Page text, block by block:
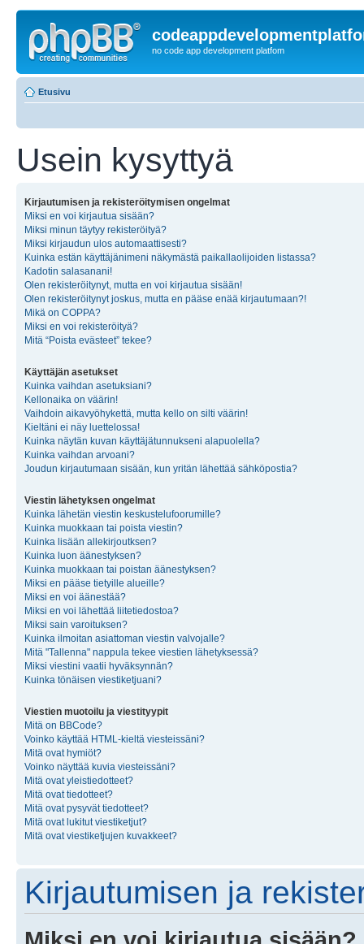
no code app development platfom
Etusivu
Usein kysyttyä
Kirjautumisen ja rekisteröitymisen ongelmat
Miksi en voi kirjautua sisään?
Miksi minun täytyy rekisteröityä?
Miksi kirjaudun ulos automaattisesti?
Kuinka estän käyttäjänimeni näkymästä paikallaolijoiden listassa?
Kadotin salasanani!
Olen rekisteröitynyt, mutta en voi kirjautua sisään!
Olen rekisteröitynyt joskus, mutta en pääse enää kirjautumaan?!
Mikä on COPPA?
Miksi en voi rekisteröityä?
Mitä “Poista evästeet” tekee?
Käyttäjän asetukset
Kuinka vaihdan asetuksiani?
Kellonaika on väärin!
Vaihdoin aikavyöhykettä, mutta kello on silti väärin!
Kieltäni ei näy luettelossa!
Kuinka näytän kuvan käyttäjätunnukseni alapuolella?
Kuinka vaihdan arvoani?
Joudun kirjautumaan sisään, kun yritän lähettää sähköpostia?
Viestin lähetyksen ongelmat
Kuinka lähetän viestin keskustelufoorumille?
Kuinka muokkaan tai poista viestin?
Kuinka lisään allekirjoutksen?
Kuinka luon äänestyksen?
Kuinka muokkaan tai poistan äänestyksen?
Miksi en pääse tietyille alueille?
Miksi en voi äänestää?
Miksi en voi lähettää liitetiedostoa?
Miksi sain varoituksen?
Kuinka ilmoitan asiattoman viestin valvojalle?
Mitä "Tallenna" nappula tekee viestien lähetyksessä?
Miksi viestini vaatii hyväksynnän?
Kuinka tönäisen viestiketjuani?
Viestien muotoilu ja viestityypit
Mitä on BBCode?
Voinko käyttää HTML-kieltä viesteissäni?
Mitä ovat hymiöt?
Voinko näyttää kuvia viesteissäni?
Mitä ovat yleistiedotteet?
Mitä ovat tiedotteet?
Mitä ovat pysyvät tiedotteet?
Mitä ovat lukitut viestiketjut?
Mitä ovat viestiketjujen kuvakkeet?
Kirjautumisen ja